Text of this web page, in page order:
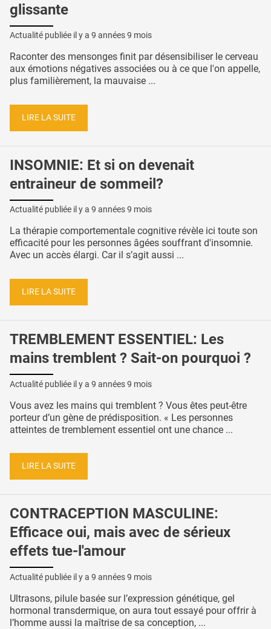
glissante
Actualité publiée il y a 9 années 9 mois
Raconter des mensonges finit par désensibiliser le cerveau
aux émotions négatives associées ou à ce que l'on appelle,
plus familièrement, la mauvaise ...
LIRE LA SUITE
INSOMNIE: Et si on devenait
entraineur de sommeil?
Actualité publiée il y a 9 années 9 mois
La thérapie comportementale cognitive révèle ici toute son
efficacité pour les personnes âgées souffrant d'insomnie.
Avec un accès élargi. Car il s’agit aussi ...
LIRE LA SUITE
TREMBLEMENT ESSENTIEL: Les
mains tremblent ? Sait-on pourquoi ?
Actualité publiée il y a 9 années 9 mois
Vous avez les mains qui tremblent ? Vous êtes peut-être
porteur d’un gène de prédisposition. « Les personnes
atteintes de tremblement essentiel ont une chance ...
LIRE LA SUITE
CONTRACEPTION MASCULINE:
Efficace oui, mais avec de sérieux
effets tue-l'amour
Actualité publiée il y a 9 années 9 mois
Ultrasons, pilule basée sur l’expression génétique, gel
hormonal transdermique, on aura tout essayé pour offrir à
l’homme aussi la maîtrise de sa conception, ...